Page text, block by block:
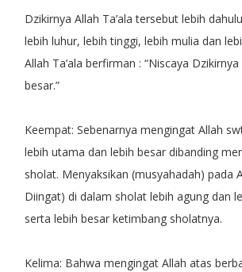
Dzikirnya Allah Ta’ala tersebut lebih
lebih luhur, lebih tinggi, lebih mulia dan
Allah Ta’ala berfirman : “Niscaya
besar.”
Keempat: Sebenarnya mengingat Allah
lebih utama dan lebih besar dibanding
sholat. Menyaksikan (musyahadah) pada
Diingat) di dalam sholat lebih agung dan
serta lebih besar ketimbang sholatnya.
Kelima: Bahwa mengingat Allah atas